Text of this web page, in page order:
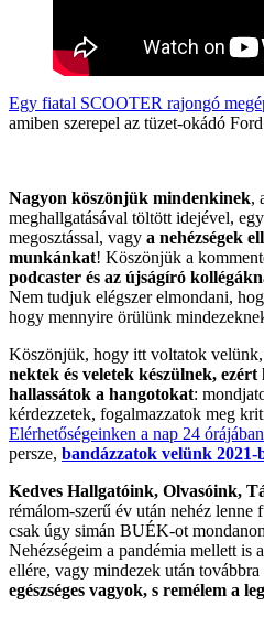
Egy fiatal SCOOTER rajongó
amiben szerepel az tüzet-okádó
Nagyon köszönjük mindenkinek,
meghallgatásával töltött idejével,
megosztással, vagy a nehézségek
munkánkat! Köszönjük a
podcaster és az újságíró
Nem tudjuk elégszer elmondani,
hogy mennyire örülünk
Köszönjük, hogy itt voltatok
nektek és veletek készülnek,
hallassátok a hangotokat:
kérdezzetek, fogalmazzatok meg
Elérhetőségeinken a nap 24
persze, bandázzatok velünk 2021-
Kedves Hallgatóink, Olvasóink,
rémálom-szerű év után nehéz
csak úgy simán BUÉK-ot
Nehézségeim a pandémia mellett is
ellére, vagy mindezek után továbbra
egészséges vagyok, s remélem a